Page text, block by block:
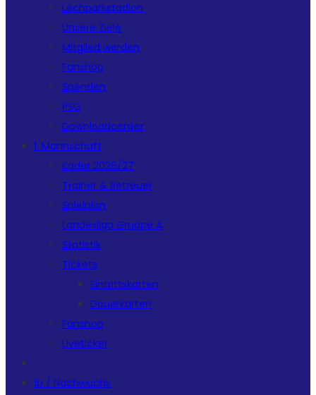
Lechparkstadion
Unsere Ziele
Mitglied werden
Fanshop
Spenden
PSG
Downloadcenter
1. Mannschaft
Kader 2026/27
Trainer & Betreuer
Spielplan
Landesliga Gruppe A
Statistik
Tickets
Eintrittskarten
Dauerkarten
Fanshop
Liveticker
1b / Nachwuchs